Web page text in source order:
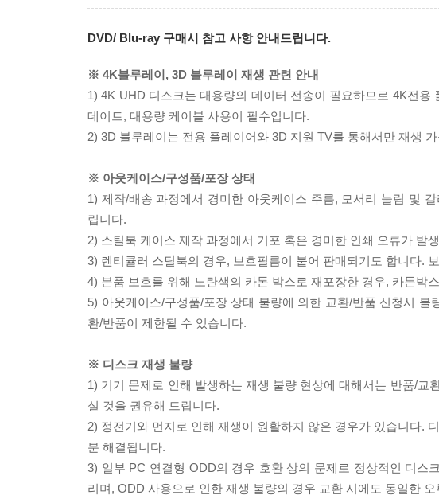
DVD/ Blu-ray 구매시 참고 사항 안내드립니다.
※ 4K블루레이, 3D 블루레이 재생 관련 안내
1) 4K UHD 디스크는 대용량의 데이터 전송이 필요하므로 4K전
데이트, 대용량 케이블 사용이 필수입니다.
2) 3D 블루레이는 전용 플레이어와 3D 지원 TV를 통해서만 재생
※ 아웃케이스/구성품/포장 상태
1) 제작/배송 과정에서 경미한 아웃케이스 주름, 모서리 눌림 및
립니다.
2) 스틸북 케이스 제작 과정에서 기포 혹은 경미한 인쇄 오류가 발
3) 렌티큘러 스틸북의 경우, 보호필름이 붙어 판매되기도 합니다.
4) 본품 보호를 위해 노란색의 카톤 박스로 재포장한 경우, 카톤박
5) 아웃케이스/구성품/포장 상태 불량에 의한 교환/반품 신청시
환/반품이 제한될 수 있습니다.
※ 디스크 재생 불량
1) 기기 문제로 인해 발생하는 재생 불량 현상에 대해서는 반품/
실 것을 권유해 드립니다.
2) 정전기와 먼지로 인해 재생이 원활하지 않은 경우가 있습니다.
분 해결됩니다.
3) 일부 PC 연결형 ODD의 경우 호환 상의 문제로 정상적인 디스
리며, ODD 사용으로 인한 재생 불량의 경우 교환 시에도 동일한